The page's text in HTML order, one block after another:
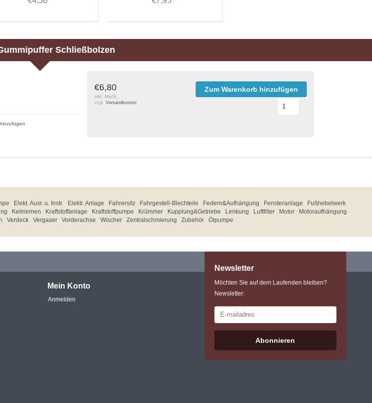
Schließbolzen
€6,80
Inkl. MwSt.
zzgl. Versandkosten
Zum Warenkorb hinzufügen
Elekt. Ausr. u. Instr. Elektr. Anlage Fahrersitz Fahrgestell-Blechteile Federn&Aufhängung Fensteranlage
Fußhebelwerk
Keilriemen Kraftstoffanlage Kraftstoffpumpe Krümmer Kupplung&Getriebe Lenkung Luftfilter Motor
Motoraufhängung
Verdeck Vergaser Vorderachse Wischer Zentralschmierung Zubehör Ölpumpe
Mein Konto
Anmelden
Newsletter
Möchten Sie auf dem Laufenden bleiben?
Newsletter:
Abonnieren